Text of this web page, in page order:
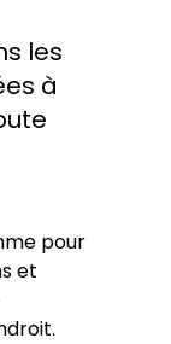
les
à
pour
et